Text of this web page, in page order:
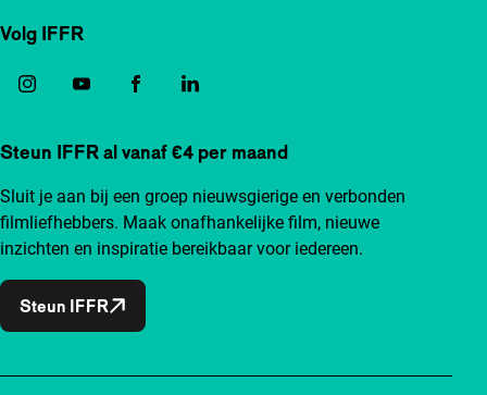
Volg IFFR
Steun IFFR al vanaf €4 per maand
Sluit je aan bij een groep nieuwsgierige en verbonden
filmliefhebbers. Maak onafhankelijke film, nieuwe
inzichten en inspiratie bereikbaar voor iedereen.
Steun IFFR